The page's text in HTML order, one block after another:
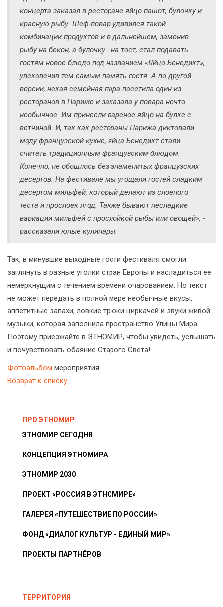
концерта заказал в ресторане яйцо пашот, булочку и
красную рыбу. Шеф-повар удивился такой
комбинации продуктов и в дальнейшем, заменив
рыбу на бекон, а булочку - на тост, стал подавать
гостям новое блюдо под названием «Яйцо Бенедикт»,
увековечив тем самым память гостя. А по другой
версии, некая семейная пара посетила один из
ресторанов в Париже и заказала у повара нечто
необычное. Им принесли вареное яйцо на булке с
ветчиной. И, так как рестораны Парижа диктовали
моду французской кухне, яйца Бенедикт стали
считать традиционным французским блюдом.
Конечно, не обошлось без знаменитых французских
десертов. На фестивале мы угощали гостей сладким
десертом мильфей, который делают из слоеного
теста и прослоек ягод. Также бывают несладкие
вариации мильфей с прослойкой рыбы или овощей», -
рассказали юные кулинары.
Так, в минувшие выходные гости фестиваля смогли
заглянуть в разные уголки стран Европы и насладиться ее
немеркнущим с течением времени очарованием. Но текст
не может передать в полной мере необычные вкусы,
аппетитные запахи, ловкие трюки циркачей и звуки живой
музыки, которая заполнила пространство Улицы Мира.
Поэтому приезжайте в ЭТНОМИР, чтобы увидеть, услышать
и почувствовать обаяние Старого Света!
Фотоальбом мероприятия.
Возврат к списку
ПРО ЭТНОМИР
ЭТНОМИР СЕГОДНЯ
КОНЦЕПЦИЯ ЭТНОМИРА
ЭТНОМИР 2030
ПРОЕКТ «РОССИЯ В ЭТНОМИРЕ»
ГАЛЕРЕЯ «ПУТЕШЕСТВИЕ ПО РОССИИ»
ФОНД «ДИАЛОГ КУЛЬТУР - ЕДИНЫЙ МИР»
ПРОЕКТЫ ПАРТНЁРОВ
ТЕРРИТОРИЯ